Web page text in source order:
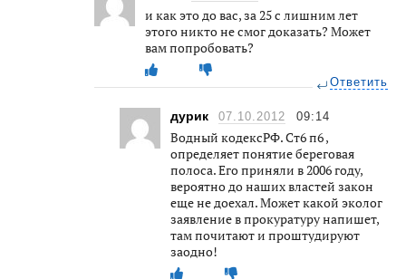
и как это до вас, за 25 с лишним лет
этого никто не смог доказать? Может
вам попробовать?
Ответить
дурик 07.10.2012 09:14
Водный кодексРФ. Ст6 п6 ,
определяет понятие береговая
полоса. Его приняли в 2006 году,
вероятно до наших властей закон
еще не доехал. Может какой эколог
заявление в прокуратуру напишет,
там почитают и проштудируют
заодно!